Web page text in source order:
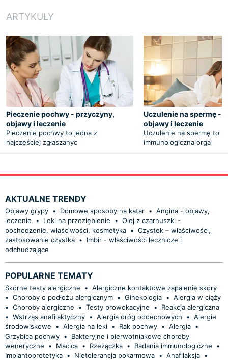
ARTYKUŁY
Pieczenie pochwy - przyczyny,
objawy i leczenie
Pieczenie pochwy to jedna z
najczęściej zgłaszanyc
Uczulenie na spermę -
objawy i leczenie
Uczulenie na spermę to
immunologiczna orga
AKTUALNE TRENDY
Objawy grypy • Domowe sposoby na katar • Angina - objawy,
leczenie
• Leki na przeziębienie • Olej z czarnuszki -
pochodzenie, właściwości, kosmetyka • Czystek – właściwości,
zastosowanie czystka •
Imbir - właściwości lecznicze i
odchudzające
POPULARNE TEMATY
Skórne testy alergiczne • Alergiczne kontaktowe zapalenie skóry
• Choroby o podłożu alergicznym • Ginekologia • Alergia w ciąży
• Choroby alergiczne • Testy prowokacyjne •
Reakcja alergiczna
• Wstrząs anafilaktyczny • Alergia dróg oddechowych • Alergie
środowiskowe
• Alergia na leki • Rak pochwy • Alergia •
Grzybica pochwy •
Bakteryjne i pierwotniakowe choroby
weneryczne
• Macica • Rzeżączka • Badania immunologiczne
•
Implantoprotetyka • Nietolerancja pokarmowa • Anafilaksja •